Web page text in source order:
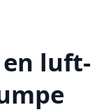
en luft-